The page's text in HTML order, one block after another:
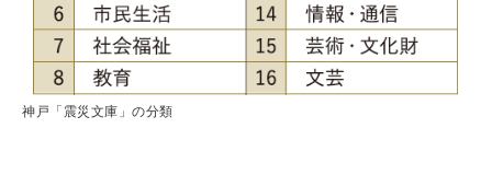
神戸「震災文庫」の分類